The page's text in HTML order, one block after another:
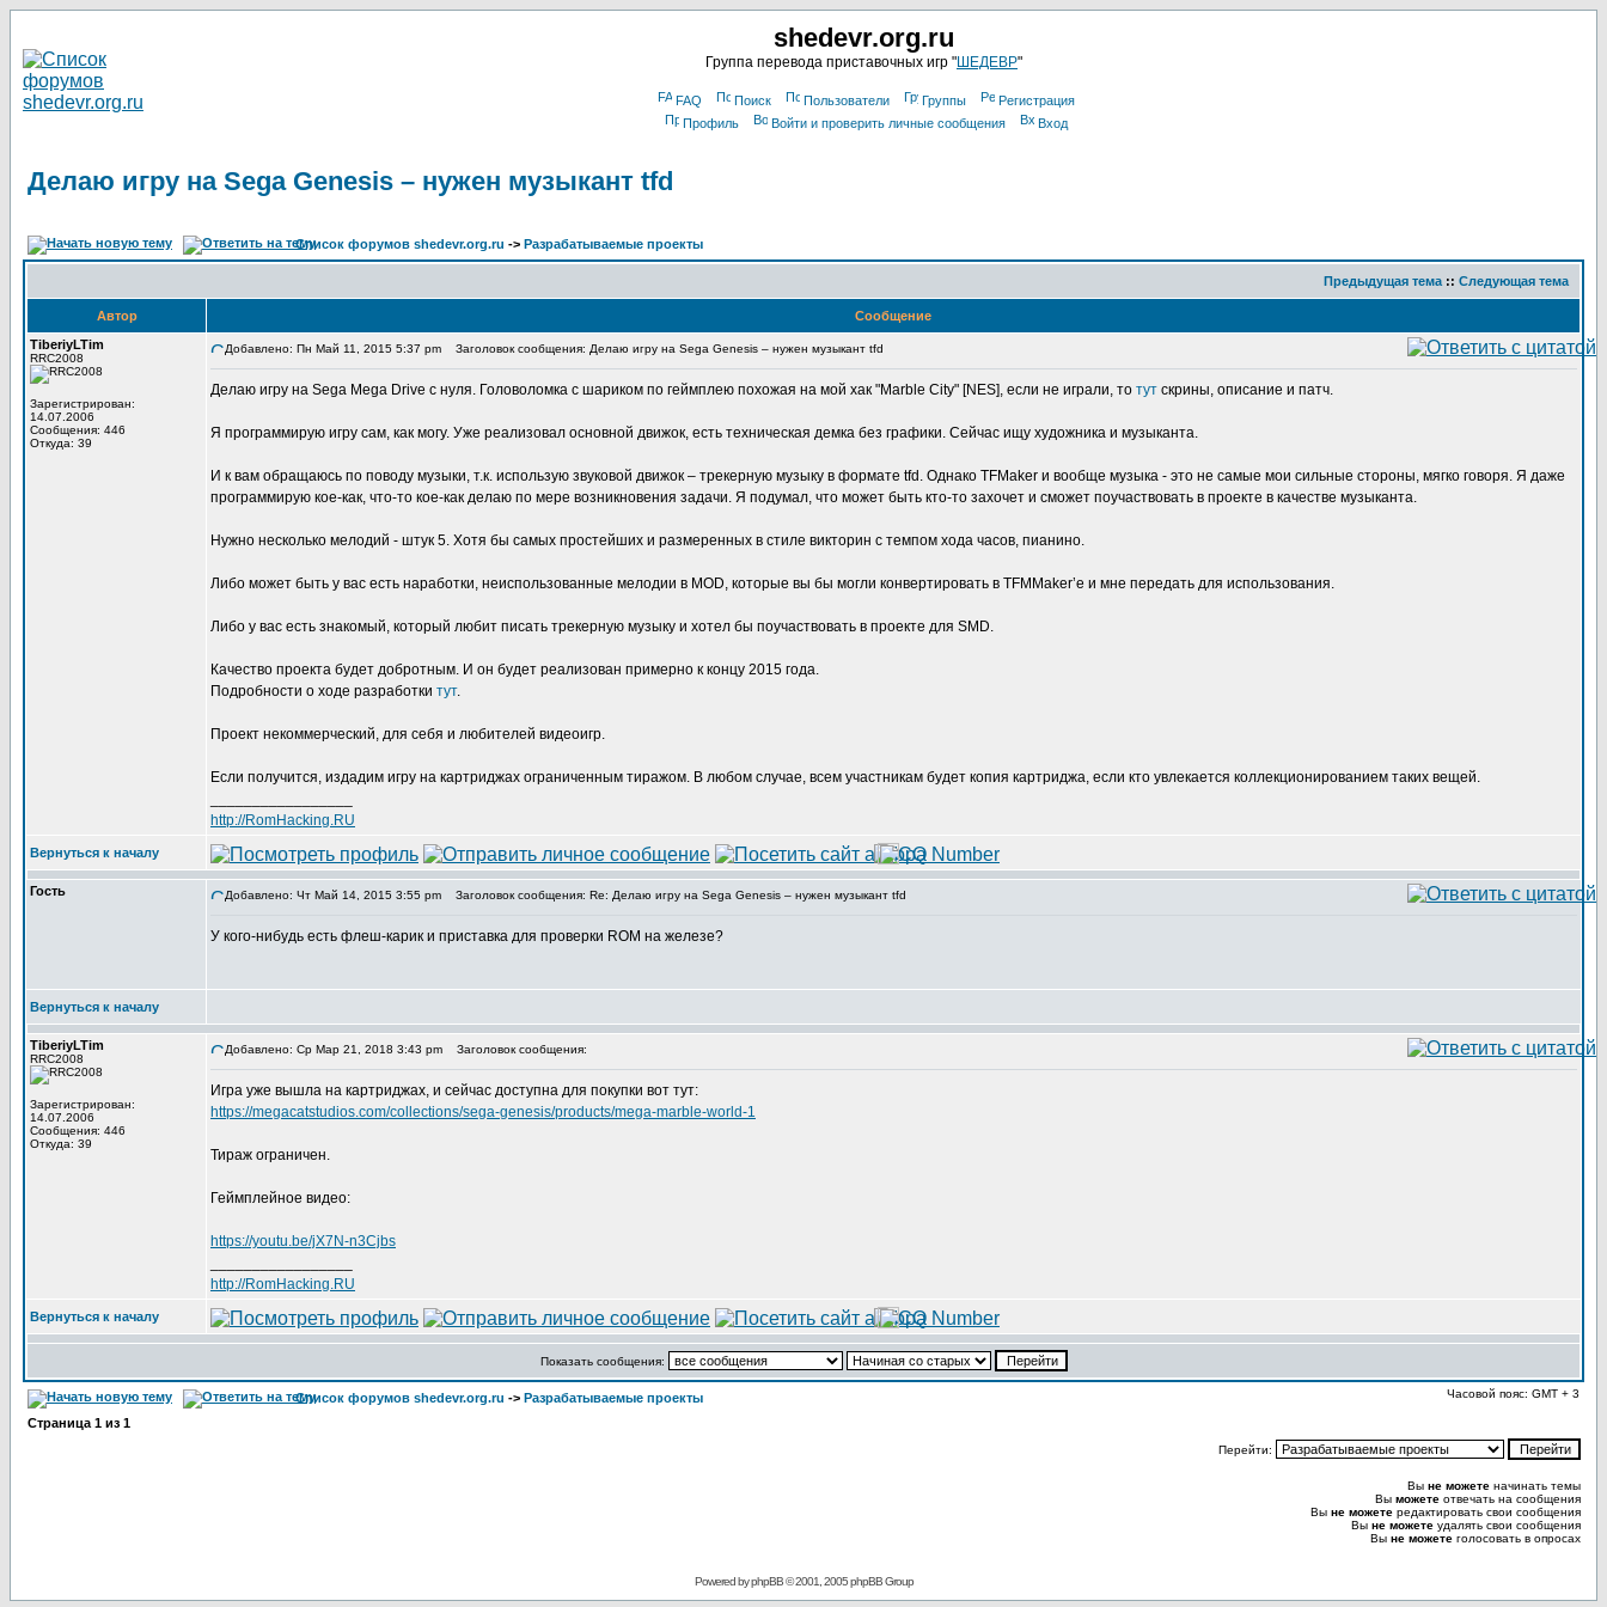
shedevr.org.ru
Группа перевода приставочных игр "ШЕДЕВР"
FAQ Поиск Пользователи Группы
Регистрация
Профиль
Войти и проверить личные сообщения Вход
Делаю игру на Sega Genesis – нужен музыкант tfd
Список форумов shedevr.org.ru -> Разрабатываемые проекты
Предыдущая тема :: Следующая тема
Автор
Сообщение
TiberiyLTim
RRC2008
Зарегистрирован:
14.07.2006
Сообщения: 446
Откуда: 39
Добавлено: Пн Май 11, 2015 5:37 pm Заголовок сообщения: Делаю игру на Sega Genesis – нужен музыкант tfd
Делаю игру на Sega Mega Drive с нуля. Головоломка с шариком по геймплею похожая на мой хак "Marble City" [NES], если не играли, то тут скрины, описание и патч.
Я программирую игру сам, как могу. Уже реализовал основной движок, есть техническая демка без графики. Сейчас ищу художника и музыканта.
И к вам обращаюсь по поводу музыки, т.к. использую звуковой движок – трекерную музыку в формате tfd. Однако TFMaker и вообще музыка - это не самые мои сильные стороны, мягко говоря. Я даже
программирую кое-как, что-то кое-как делаю по мере возникновения задачи. Я подумал, что может быть кто-то захочет и сможет поучаствовать в проекте в качестве музыканта.
Нужно несколько мелодий - штук 5. Хотя бы самых простейших и размеренных в стиле викторин с темпом хода часов, пианино.
Либо может быть у вас есть наработки, неиспользованные мелодии в MOD, которые вы бы могли конвертировать в TFMMaker’е и мне передать для использования.
Либо у вас есть знакомый, который любит писать трекерную музыку и хотел бы поучаствовать в проекте для SMD.
Качество проекта будет добротным. И он будет реализован примерно к концу 2015 года.
Подробности о ходе разработки тут.
Проект некоммерческий, для себя и любителей видеоигр.
Если получится, издадим игру на картриджах ограниченным тиражом. В любом случае, всем участникам будет копия картриджа, если кто увлекается коллекционированием таких вещей.
http://RomHacking.RU
Вернуться к началу
Гость Добавлено: Чт Май 14, 2015 3:55 pm Заголовок сообщения: Re: Делаю игру на Sega Genesis – нужен музыкант tfd
У кого-нибудь есть флеш-карик и приставка для проверки ROM на железе?
Вернуться к началу
TiberiyLTim
RRC2008
Зарегистрирован:
14.07.2006
Сообщения: 446
Откуда: 39
Добавлено: Ср Мар 21, 2018 3:43 pm Заголовок сообщения:
Игра уже вышла на картриджах, и сейчас доступна для покупки вот тут:
https://megacatstudios.com/collections/sega-genesis/products/mega-marble-world-1
Тираж ограничен.
Геймплейное видео:
https://youtu.be/jX7N-n3Cjbs
http://RomHacking.RU
Вернуться к началу
Показать сообщения:
Список форумов shedevr.org.ru -> Разрабатываемые проекты Часовой пояс: GMT + 3
Страница 1 из 1
Перейти:
Вы не можете начинать темы
Вы можете отвечать на сообщения
Вы не можете редактировать свои сообщения
Вы не можете удалять свои сообщения
Вы не можете голосовать в опросах
Powered byphpBB© 2001, 2005 phpBB Group